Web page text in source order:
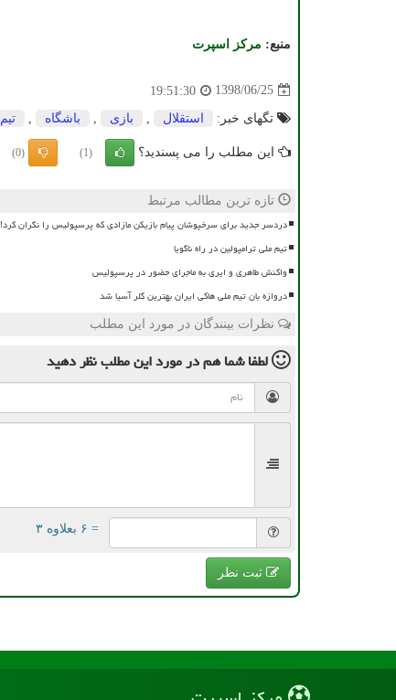
منبع: مركز اسپرت
1398/06/25
19:51:30
تگهای خبر: استقلال بازی باشگاه تیم
این مطلب را می پسندید؟ (1)
(0)
تازه ترین مطالب مرتبط
دردسر جدید برای سرخپوشان پیام بازیکن مازادی که پرسپولیس را نگران کرد!
تیم ملی ترامپولین در راه ناگویا
واکنش طاهری و ایری به ماجرای حضور در پرسپولیس
دروازه بان تیم ملی هاکی ایران بهترین گلر آسیا شد
نظرات بینندگان در مورد این مطلب
لطفا شما همدر مورد این مطلبنظر دهید
= ۶ بعلاوه ۳
ثبت نظر